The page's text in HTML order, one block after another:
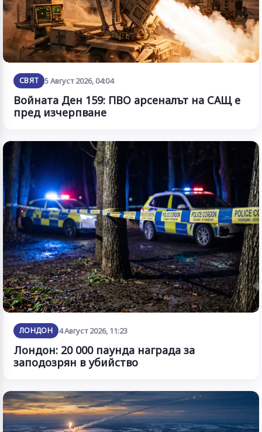
СВЯТ 5 Август 2026, 04:04
Войната Ден 159: ПВО арсеналът на САЩ е
пред изчерпване
ЛОНДОН 4 Август 2026, 11:23
Лондон: 20 000 паунда награда за
заподозрян в убийство